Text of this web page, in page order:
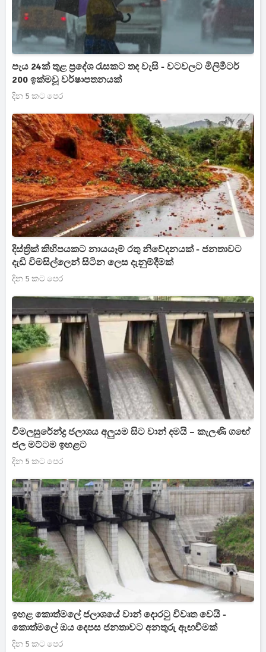
පැය 24ක් තුළ ප්‍රදේශ රැසකට තද වැසි - වටවලට මිලිමීටර්
200 ඉක්මවූ වර්ෂාපතනයක්
දින 5 කට පෙර
දිස්ත්‍රික් කිහිපයකට නායයෑම් ‍රතු නිවේදනයක් ‍- ජනතාවට
දැඩි විමසිල්ලෙන් සිටින ලෙස දැනුම්දීමක්
දින 5 කට පෙර
විමලසුරේන්ද්‍ර ජලාශය අලුයම සිට වාන් දමයි – කැලණි ගඟේ
ජල මට්ටම ඉහළට
දින 5 කට පෙර
ඉහළ කොත්මලේ ජලාශයේ වාන් දොරටු විවෘත වෙයි -
කොත්මලේ ඔය දෙපස ජනතාවට අනතුරු ඇඟවීමක්
දින 5 කට පෙර